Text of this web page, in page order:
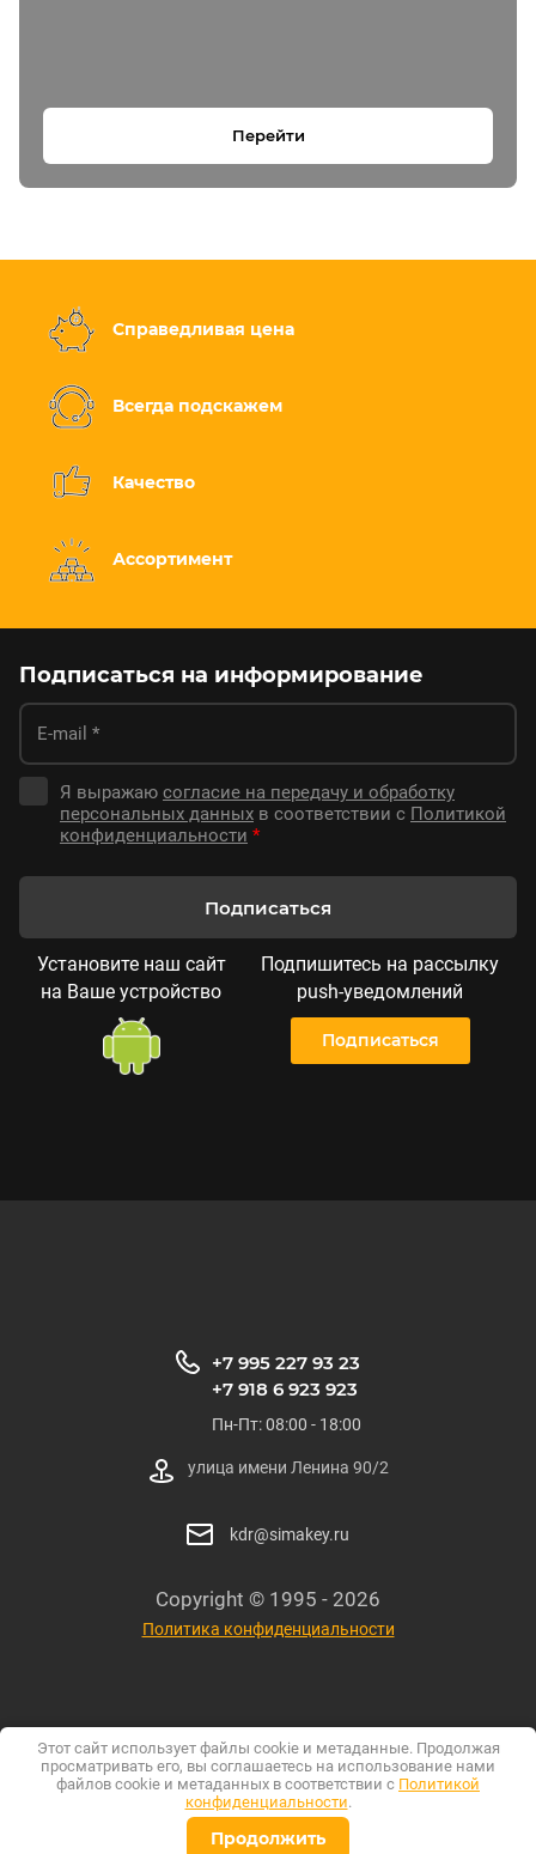
Этот сайт использует файлы cookie и метаданные. Продолжая
просматривать его, вы соглашаетесь на использование нами
файлов cookie и метаданных в соответствии с Политикой
конфиденциальности.
Продолжить
Перейти
Справедливая цена
Всегда подскажем
Качество
Ассортимент
Подписаться на информирование
Я выражаю согласие на передачу и обработку
персональных данных в соответствии с Политикой
конфиденциальности *
Подписаться
Установите наш сайт
на Ваше устройство
Подпишитесь на рассылку
push-уведомлений
Подписаться
Copyright © 1995 - 2026
Политика конфиденциальности
+7 995 227 93 23
+7 918 6 923 923
Пн-Пт: 08:00 - 18:00
улица имени Ленина 90/2
kdr@simakey.ru
Создать сайтв Мегагрупп.ру